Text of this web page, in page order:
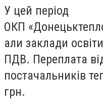
У цей період
ОКП
али заклади
ПДВ. Переплата
постачальників
грн.